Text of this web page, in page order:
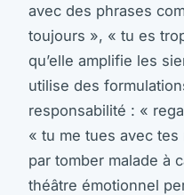
avec des phrases
toujours », « tu es
qu’elle amplifie les
utilise des
responsabilité : «
« tu me tues avec
par tomber malade à
théâtre émotionnel